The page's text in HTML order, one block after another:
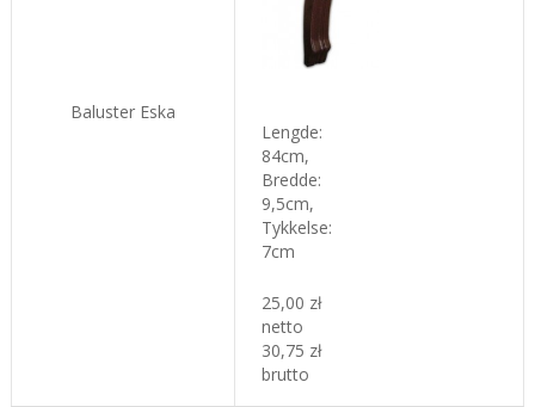
Baluster Eska
Lengde:
84cm,
Bredde:
9,5cm,
Tykkelse:
7cm
25,00 zł
netto
30,75 zł
brutto